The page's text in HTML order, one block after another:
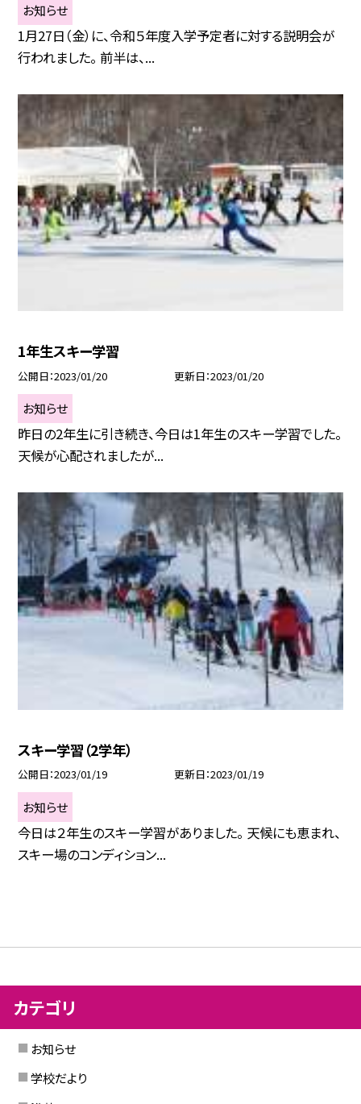
お知らせ
1月27日（金）に、令和５年度入学予定者に対する説明会が
行われました。 前半は、...
1年生スキー学習
公開日 2023/01/20 更新日 2023/01/20
お知らせ
昨日の2年生に引き続き、今日は1年生のスキー学習でした。
天候が心配されましたが...
スキー学習（2学年）
公開日 2023/01/19 更新日 2023/01/19
お知らせ
今日は２年生のスキー学習がありました。 天候にも恵まれ、
スキー場のコンディション...
カテゴリ
お知らせ
学校だより